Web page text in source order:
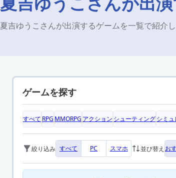
夏吉ゆうこさんが出演するゲームを一覧で紹介し
ゲームを探す
すべて RPG MMORPG アクション シューティングシミ
絞り込み すべて PC スマホ 並び替え お